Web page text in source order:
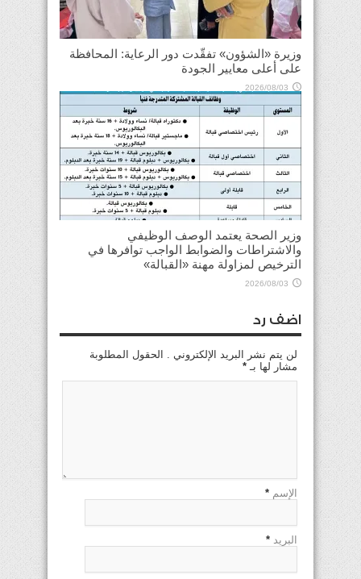
وزيرة «الشؤون» تفقّدت دور الرعاية: المحافظة
على أعلى معايير الجودة
2026/08/03
وزير الصحة يعتمد الوصف الوظيفي
والاشتراطات والضوابط الواجب توافرها في
الترخيص لمزاولة مهنة «القبالة»
2026/08/03
اضف رد
لن يتم نشر البريد الإلكتروني . الحقول المطلوبة
مشار لها بـ *
الإسم *
البريد *